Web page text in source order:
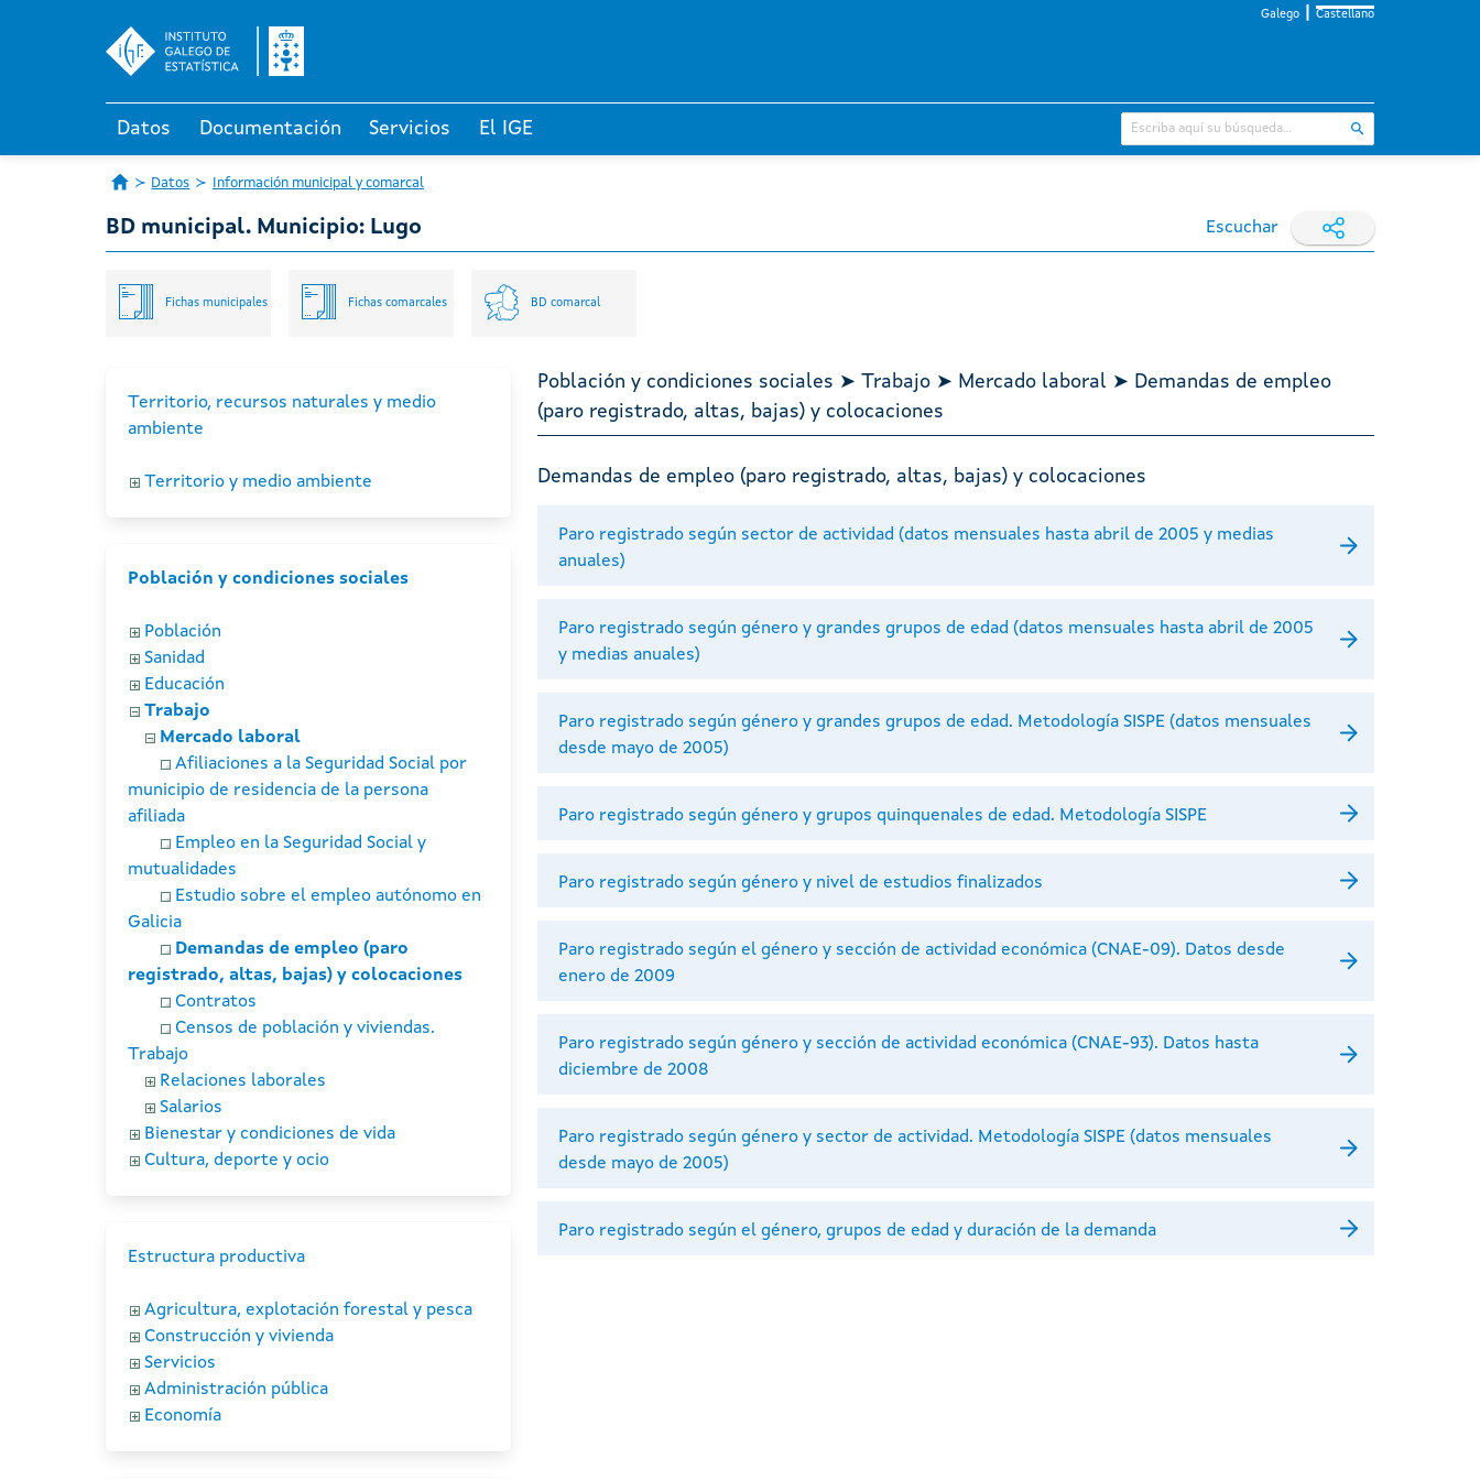
Galego Castellano
Datos Documentación Servicios El IGE
Datos Información municipal y comarcal
BD municipal. Municipio: Lugo Escuchar
Fichas municipales Fichas comarcales BD comarcal
Territorio, recursos naturales y medio
ambiente
Territorio y medio ambiente
Población y condiciones sociales
Población
Sanidad
Educación
Trabajo
Mercado laboral
Afiliaciones a la Seguridad Social por
municipio de residencia de la persona
afiliada
Empleo en la Seguridad Social y
mutualidades
Estudio sobre el empleo autónomo en
Galicia
Demandas de empleo (paro
registrado, altas, bajas) y colocaciones
Contratos
Censos de población y viviendas.
Trabajo
Relaciones laborales
Salarios
Bienestar y condiciones de vida
Cultura, deporte y ocio
Estructura productiva
Agricultura, explotación forestal y pesca
Construcción y vivienda
Servicios
Administración pública
Economía
Población y condiciones sociales ➤ Trabajo ➤ Mercado laboral ➤ Demandas de empleo
(paro registrado, altas, bajas) y colocaciones
Demandas de empleo (paro registrado, altas, bajas) y colocaciones
Paro registrado según sector de actividad (datos mensuales hasta abril de 2005 y medias
anuales)
Paro registrado según género y grandes grupos de edad (datos mensuales hasta abril de 2005
y medias anuales)
Paro registrado según género y grandes grupos de edad. Metodología SISPE (datos mensuales
desde mayo de 2005)
Paro registrado según género y grupos quinquenales de edad. Metodología SISPE
Paro registrado según género y nivel de estudios finalizados
Paro registrado según el género y sección de actividad económica (CNAE-09). Datos desde
enero de 2009
Paro registrado según género y sección de actividad económica (CNAE-93). Datos hasta
diciembre de 2008
Paro registrado según género y sector de actividad. Metodología SISPE (datos mensuales
desde mayo de 2005)
Paro registrado según el género, grupos de edad y duración de la demanda